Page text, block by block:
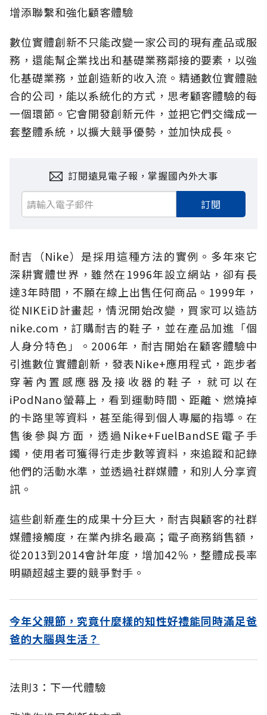
增添聯繫和強化顧客體驗
數位實體創新不只能改變一家公司的現有產品或服
務，還能幫企業找出和基礎業務鄰接的要素，以強
化基礎業務，並創造新的收入流。精通數位實體融
合的公司，能以系統化的方式，思考顧客體驗的每
一個環節。它會開發創新元件，並把它們交織成一
套整體系統，以擴大競爭優勢，並加快成長。
訂閱遠見電子報，掌握國內外大事
訂閱
耐吉（Nike）是採用這種方法的實例。多年來它
深耕實體世界，雖然在1996年設立網站，卻有長
達3年時間，不願在線上出售任何商品。1999年，
從NIKEiD計畫起，情況開始改變，買家可以造訪
nike.com，訂購耐吉的鞋子，並在產品加進「個
人身分特色」。2006年，耐吉開始在顧客體驗中
引進數位實體創新，發表Nike+應用程式，跑步者
穿著內置感應器及接收器的鞋子，就可以在
iPodNano螢幕上，看到運動時間、距離、燃燒掉
的卡路里等資料，甚至能得到個人專屬的指導。在
售後參與方面，透過Nike+FuelBandSE電子手
鐲，使用者可獲得行走步數等資料，來追蹤和記錄
他們的活動水準，並透過社群媒體，和別人分享資
訊。
這些創新產生的成果十分巨大，耐吉與顧客的社群
媒體接觸度，在業內排名最高；電子商務銷售額，
從2013到2014會計年度，增加42％，整體成長率
明顯超越主要的競爭對手。
今年父親節，究竟什麼樣的知性好禮能同時滿足爸
爸的大腦與生活？
法則3：下一代體驗